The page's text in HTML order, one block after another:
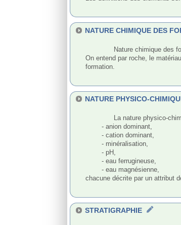
NATURE CHIMIQUE DES
On entend par roche, le
formation.
NATURE PHYSICO-
	- anion dominant,
	- cation dominant,
	- minéralisation,
	- pH,
	- eau ferrugineuse,
	- eau magnésienne,
chacune décrite par un attribut
STRATIGRAPHIE